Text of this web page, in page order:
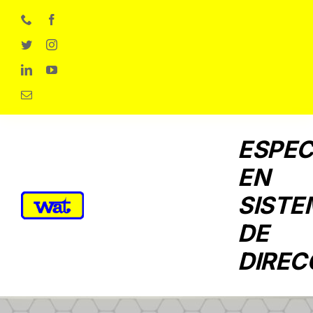
content
EN
DE